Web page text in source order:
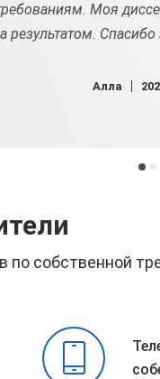
Моя
результатом.
Алла
собственной